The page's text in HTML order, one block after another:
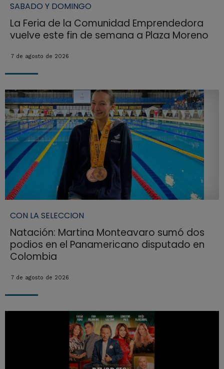
SABADO Y DOMINGO
La Feria de la Comunidad Emprendedora
vuelve este fin de semana a Plaza Moreno
7 de agosto de 2026
CON LA SELECCION
Natación: Martina Monteavaro sumó dos
podios en el Panamericano disputado en
Colombia
7 de agosto de 2026